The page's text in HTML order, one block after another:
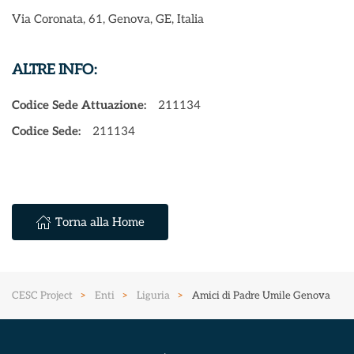
Via Coronata, 61, Genova, GE, Italia
ALTRE INFO:
Codice Sede Attuazione:
211134
Codice Sede:
211134
Torna alla Home
CESC Project Enti Liguria Amici di Padre Umile Genova